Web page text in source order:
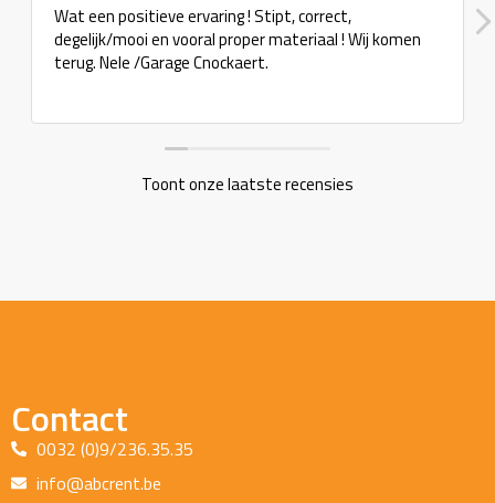
Wat een positieve ervaring ! Stipt, correct,
degelijk/mooi en vooral proper materiaal ! Wij komen
terug. Nele /Garage Cnockaert.
Toont onze laatste recensies
Contact
0032 (0)9/236.35.35
info@abcrent.be